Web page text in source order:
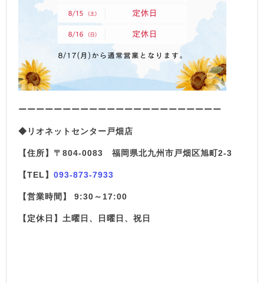
ーーーーーーーーーーーーーーーーーーーーーーー
◆リオネットセンター戸畑店
【住所】〒804-0083 福岡県北九州市戸畑区旭町2-3
【TEL】 093-873-7933
【営業時間】 9:30～17:00
【定休日】土曜日、日曜日、祝日